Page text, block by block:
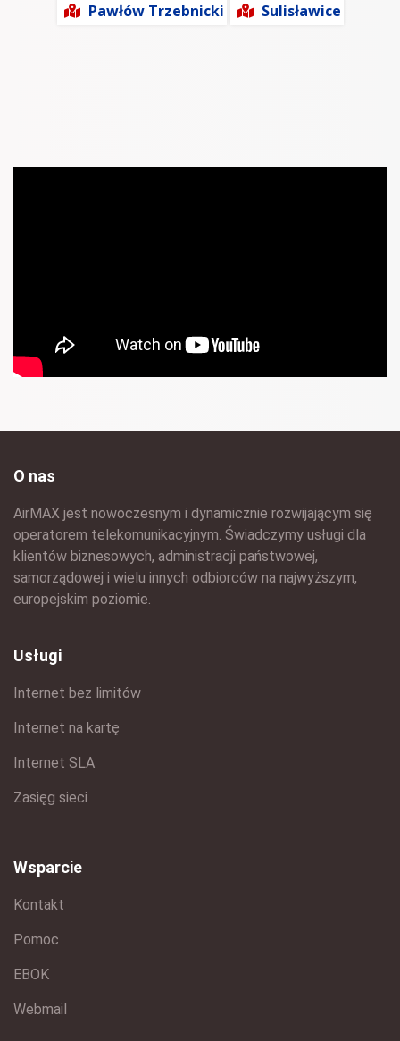
Pawłów Trzebnicki
Sulisławice
O nas
AirMAX jest nowoczesnym i dynamicznie rozwijającym się
operatorem telekomunikacyjnym. Świadczymy usługi dla
klientów biznesowych, administracji państwowej,
samorządowej i wielu innych odbiorców na najwyższym,
europejskim poziomie.
Usługi
Internet bez limitów
Internet na kartę
Internet SLA
Zasięg sieci
Wsparcie
Kontakt
Pomoc
EBOK
Webmail